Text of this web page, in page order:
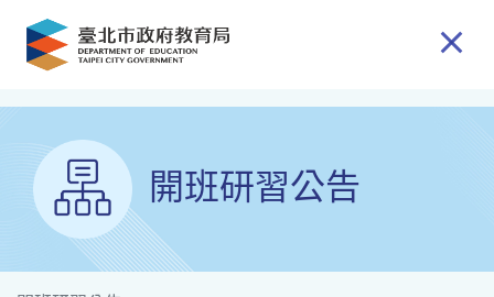
跳到主要內容
開班研習公告